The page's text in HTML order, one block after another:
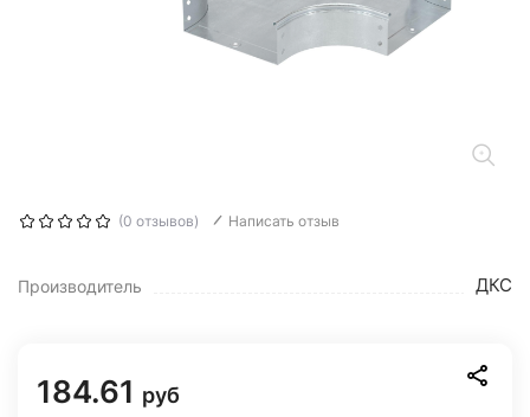
(0 отзывов) Написать отзыв
Производитель ДКС
184.61 руб